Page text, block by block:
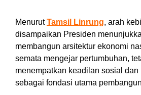
MenurutTamsil Linrung, arah
disampaikan Presiden
membangun arsitektur ekonomi
semata mengejar pertumbuhan,
menempatkan keadilan sosial dan
sebagai fondasi utama